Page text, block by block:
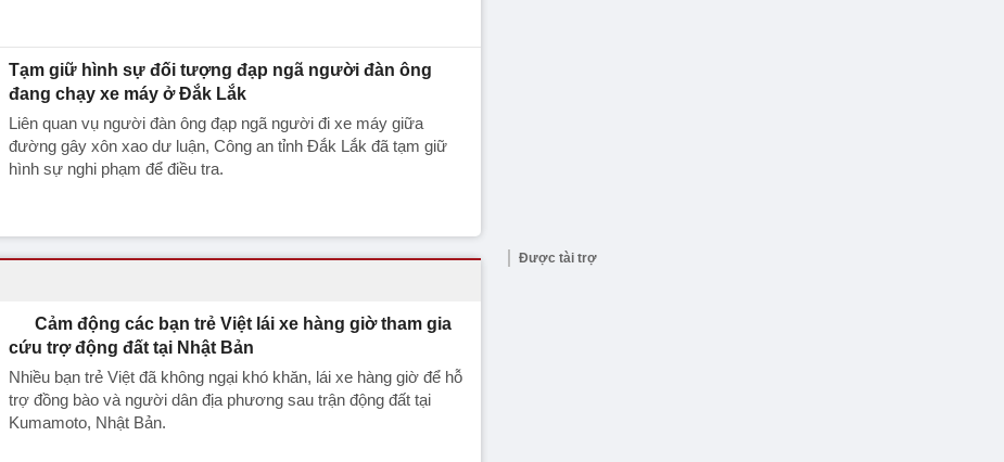
Tạm giữ hình sự đối tượng đạp ngã người đàn ông
đang chạy xe máy ở Đắk Lắk
Liên quan vụ người đàn ông đạp ngã người đi xe máy giữa
đường gây xôn xao dư luận, Công an tỉnh Đắk Lắk đã tạm giữ
hình sự nghi phạm để điều tra.
Cảm động các bạn trẻ Việt lái xe hàng giờ tham gia
cứu trợ động đất tại Nhật Bản
Nhiều bạn trẻ Việt đã không ngại khó khăn, lái xe hàng giờ để hỗ
trợ đồng bào và người dân địa phương sau trận động đất tại
Kumamoto, Nhật Bản.
Được tài trợ